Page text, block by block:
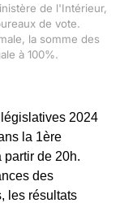
de l'Intérieur,
de vote.
la somme des
à 100%.
2024
la 1ère
de 20h.
des
les résultats